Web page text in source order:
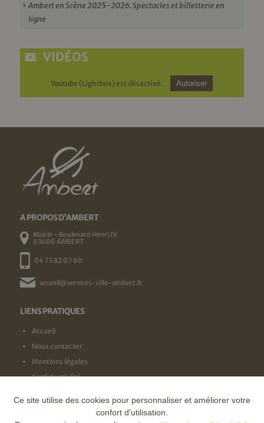
Ambert en Scène 2025-2026. Spectacles et billetterie en
ligne
VIDÉOS
Youtube (Lightbox) est désactivé. Autoriser
A PROPOS D'AMBERT
Mairie - Boulevard Henri IV
63600 AMBERT
04 73 82 07 60
accueil@services-ville-ambert.fr
LIENS PRATIQUES
Accueil
Nous contacter
Mentions légales
Confidentialité
NOS LABELS
Ce site utilise des cookies pour personnaliser et améliorer votre
confort d'utilisation.